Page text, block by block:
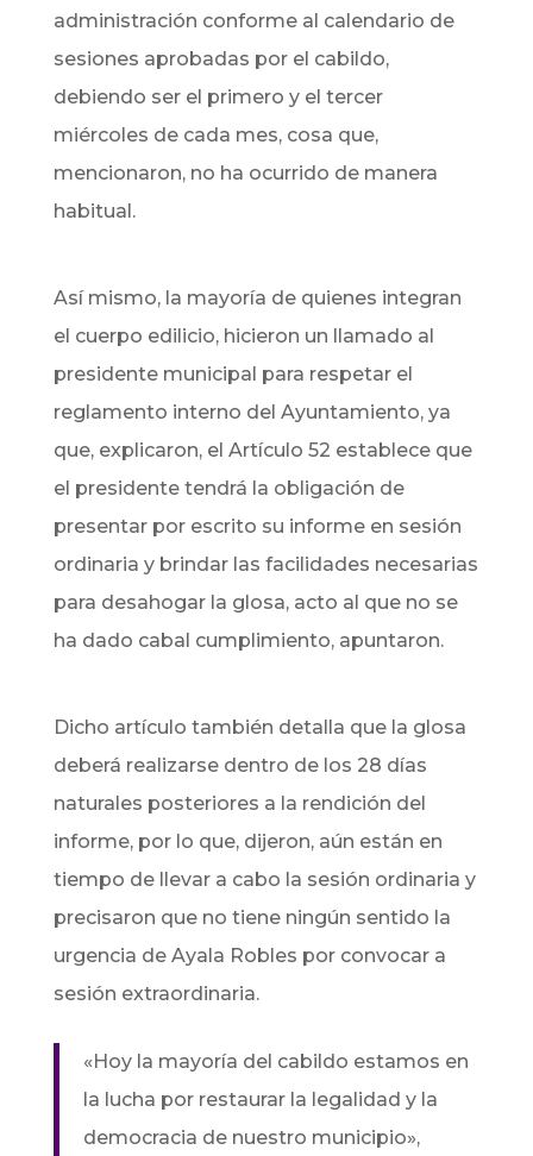
administración conforme al calendario de
sesiones aprobadas por el cabildo,
debiendo ser el primero y el tercer
miércoles de cada mes, cosa que,
mencionaron, no ha ocurrido de manera
habitual.
Así mismo, la mayoría de quienes integran
el cuerpo edilicio, hicieron un llamado al
presidente municipal para respetar el
reglamento interno del Ayuntamiento, ya
que, explicaron, el Artículo 52 establece que
el presidente tendrá la obligación de
presentar por escrito su informe en sesión
ordinaria y brindar las facilidades necesarias
para desahogar la glosa, acto al que no se
ha dado cabal cumplimiento, apuntaron.
Dicho artículo también detalla que la glosa
deberá realizarse dentro de los 28 días
naturales posteriores a la rendición del
informe, por lo que, dijeron, aún están en
tiempo de llevar a cabo la sesión ordinaria y
precisaron que no tiene ningún sentido la
urgencia de Ayala Robles por convocar a
sesión extraordinaria.
«Hoy la mayoría del cabildo estamos en
la lucha por restaurar la legalidad y la
democracia de nuestro municipio»,